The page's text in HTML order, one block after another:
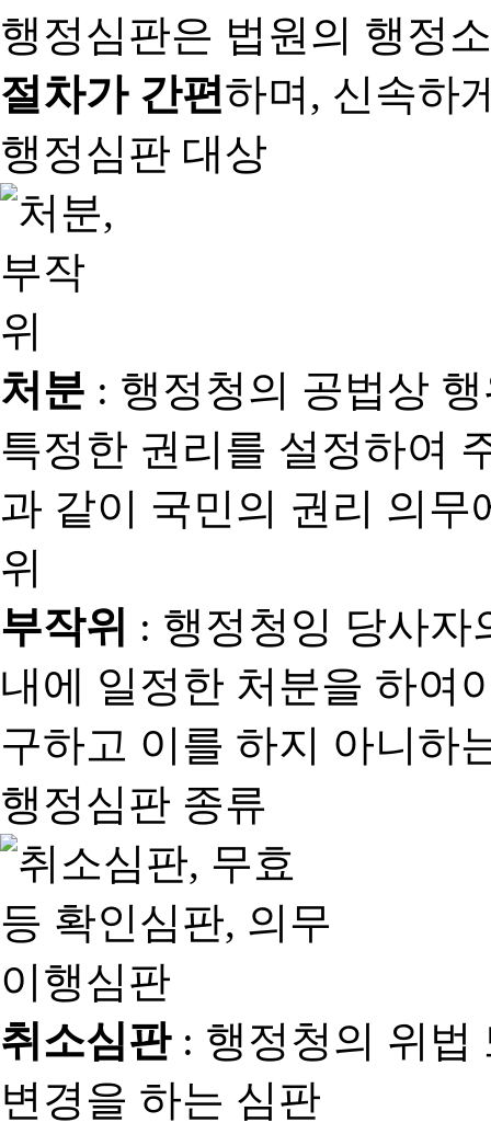
행정심판은 법원의 행정
절차가 간편하며, 신속하
행정심판 대상
처분 : 행정청의 공법상
특정한 권리를 설정하여
과 같이 국민의 권리 의
위
부작위 : 행정청잉 당사자
내에 일정한 처분을 하여
구하고 이를 하지 아니하
행정심판 종류
취소심판: 행정청의 위법
변경을 하는 심판